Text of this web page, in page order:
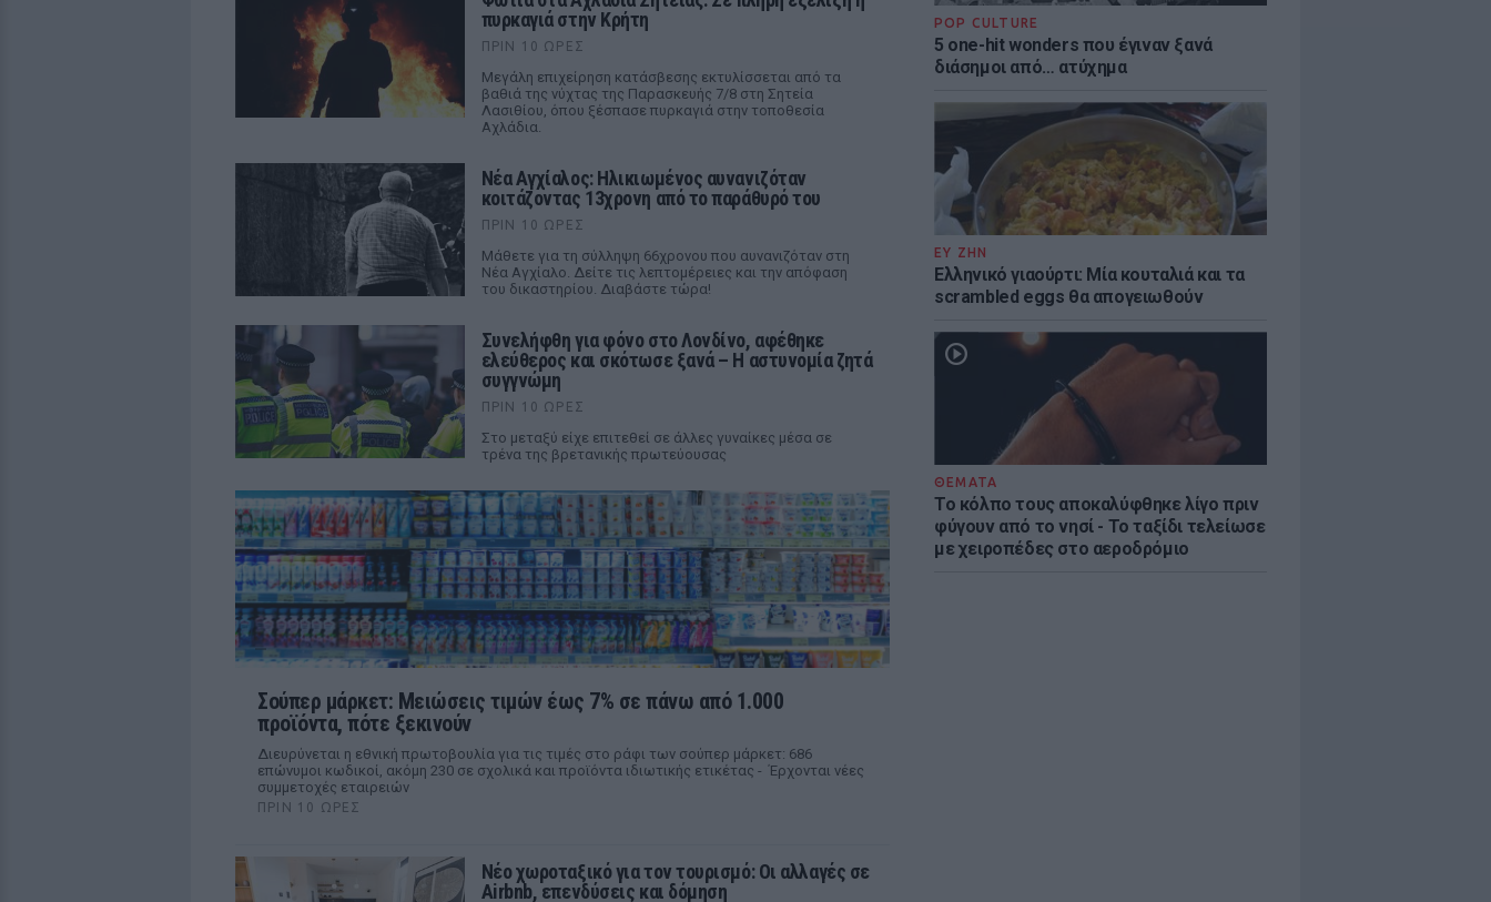
POP CULTURE
5 one-hit wonders που έγιναν ξανά
διάσημοι από… ατύχημα
ΕΥ ΖΗΝ
Ελληνικό γιαούρτι: Μία κουταλιά και τα
scrambled eggs θα απογειωθούν
ΘΕΜΑΤΑ
Το κόλπο τους αποκαλύφθηκε λίγο πριν
φύγουν από το νησί - Το ταξίδι τελείωσε
με χειροπέδες στο αεροδρόμιο
πυρκαγιά στην Κρήτη
ΠΡΙΝ 10 ΏΡΕΣ
Μεγάλη επιχείρηση κατάσβεσης εκτυλίσσεται από τα
βαθιά της νύχτας της Παρασκευής 7/8 στη Σητεία
Λασιθίου, όπου ξέσπασε πυρκαγιά στην τοποθεσία
Αχλάδια.
Νέα Αγχίαλος: Ηλικιωμένος αυνανιζόταν
κοιτάζοντας 13χρονη από το παράθυρό του
ΠΡΙΝ 10 ΏΡΕΣ
Μάθετε για τη σύλληψη 66χρονου που αυνανιζόταν στη
Νέα Αγχίαλο. Δείτε τις λεπτομέρειες και την απόφαση
του δικαστηρίου. Διαβάστε τώρα!
Συνελήφθη για φόνο στο Λονδίνο, αφέθηκε
ελεύθερος και σκότωσε ξανά – Η αστυνομία ζητά
συγγνώμη
ΠΡΙΝ 10 ΏΡΕΣ
Στο μεταξύ είχε επιτεθεί σε άλλες γυναίκες μέσα σε
τρένα της βρετανικής πρωτεύουσας
Σούπερ μάρκετ: Μειώσεις τιμών έως 7% σε πάνω από 1.000
προϊόντα, πότε ξεκινούν
Διευρύνεται η εθνική πρωτοβουλία για τις τιμές στο ράφι των σούπερ μάρκετ: 686
επώνυμοι κωδικοί, ακόμη 230 σε σχολικά και προϊόντα ιδιωτικής ετικέτας - Έρχονται νέες
συμμετοχές εταιρειών
ΠΡΙΝ 10 ΏΡΕΣ
Νέο χωροταξικό για τον τουρισμό: Οι αλλαγές σε
Airbnb, επενδύσεις και δόμηση